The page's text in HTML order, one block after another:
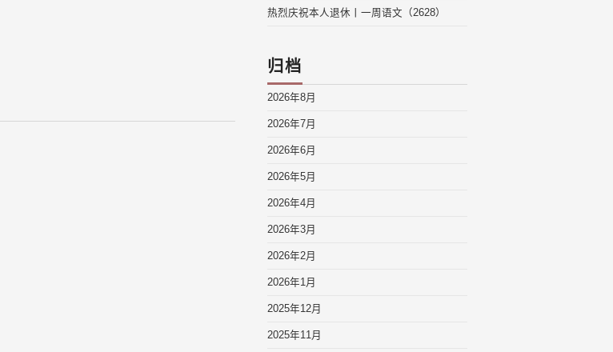
热烈庆祝本人退休丨一周语文（2628）
归档
2026年8月
2026年7月
2026年6月
2026年5月
2026年4月
2026年3月
2026年2月
2026年1月
2025年12月
2025年11月